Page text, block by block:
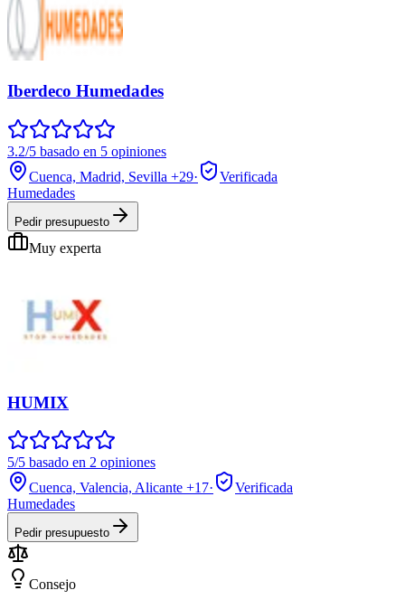
Iberdeco Humedades
3.2/5 basado en 5 opiniones
Cuenca, Madrid, Sevilla +29·
Verificada
Humedades
Pedir presupuesto
Muy experta
HUMIX
5/5 basado en 2 opiniones
Cuenca, Valencia, Alicante +17·
Verificada
Humedades
Pedir presupuesto
Consejo